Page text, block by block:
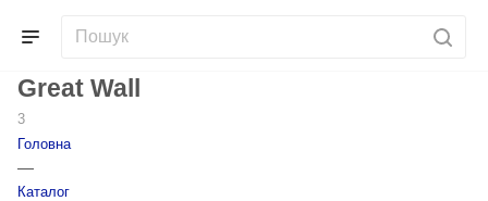
Great Wall
3
Головна
—
Каталог